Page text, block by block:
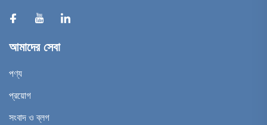
আমাদের সেবা
পণ্য
প্রয়োগ
সংবাদ ও ব্লগ